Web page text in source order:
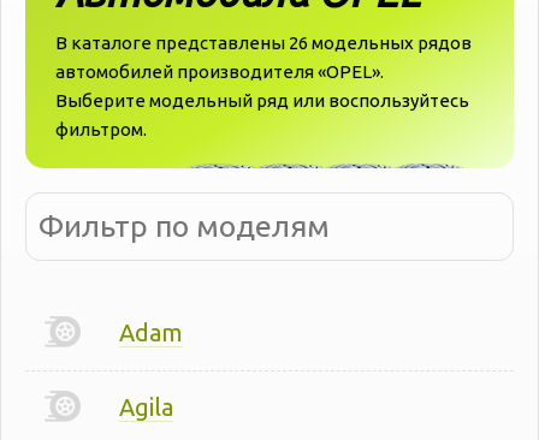
В каталоге представлены 26 модельных рядов
автомобилей производителя «‎‎OPEL».
Выберите модельный ряд или воспользуйтесь
фильтром.
Adam
Agila